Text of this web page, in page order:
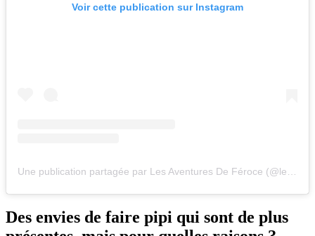
Voir cette publication sur Instagram
Des envies de faire pipi qui sont de plus